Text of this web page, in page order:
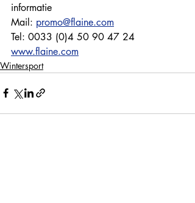
informatie
Mail: promo@flaine.com
Tel: 0033 (0)4 50 90 47 24
www.flaine.com
Wintersport